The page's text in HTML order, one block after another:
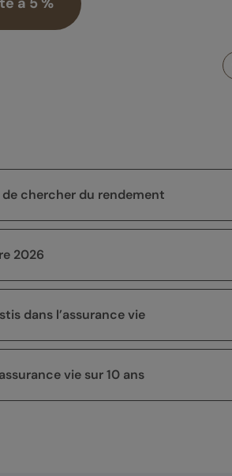
de chercher du rendement
2026
dans l’assurance vie
vie sur 10 ans